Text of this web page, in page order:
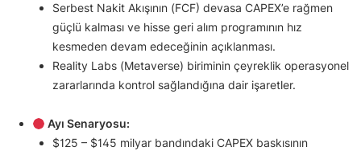
Serbest Nakit Akışının (FCF) devasa CAPEX’e rağmen
güçlü kalması ve hisse geri alım programının hız
kesmeden devam edeceğinin açıklanması.
Reality Labs (Metaverse) biriminin çeyreklik operasyonel
zararlarında kontrol sağlandığına dair işaretler.
Ayı Senaryosu:
$125 – $145 milyar bandındaki CAPEX baskısının